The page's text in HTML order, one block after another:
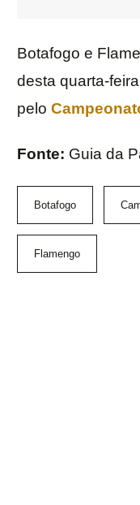
Botafogo e
desta quarta-
pelo
Fonte: Guia da
Botafogo
Flamengo